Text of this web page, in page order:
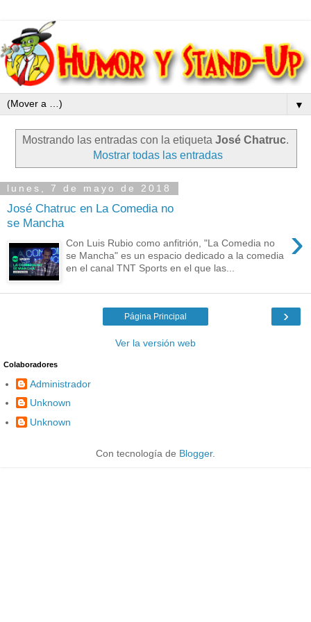
▼
Mostrando las entradas con la etiqueta José Chatruc.
Mostrar todas las entradas
lunes, 7 de mayo de 2018
José Chatruc en La Comedia no
se Mancha
›
Con Luis Rubio como anfitrión, "La Comedia no
se Mancha" es un espacio dedicado a la comedia
en el canal TNT Sports en el que las...
›
Página Principal
Ver la versión web
Colaboradores
Administrador
Unknown
Unknown
Con tecnología de Blogger.